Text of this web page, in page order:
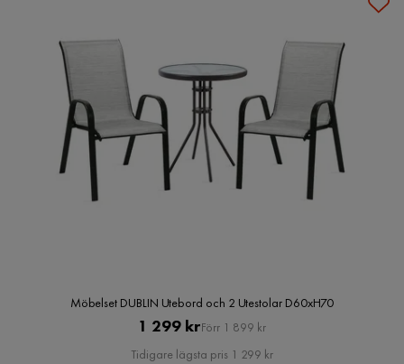
Möbelset DUBLIN Utebord och 2 Utestolar D60xH70
Pris
1 299 krOriginal
Pris
Förr 1 899 kr
Tidigare lägsta pris 1 299 kr